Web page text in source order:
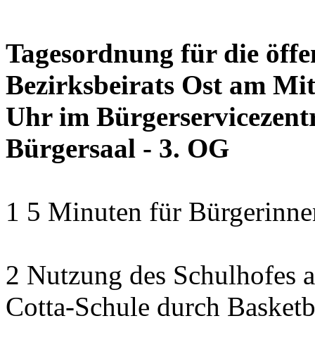
Tagesordnung für die
Bezirksbeirats Ost am
Uhr im
Bürgersaal - 3. OG
1 5 Minuten für
2 Nutzung des Schulhofes
Cotta-Schule durch